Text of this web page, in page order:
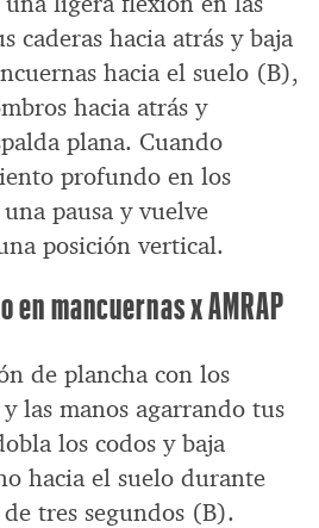
caderas hacia atrás y baja
hacia el suelo (B),
hacia atrás y
plana. Cuando
profundo en los
pausa y vuelve
posición vertical.
en mancuernas x AMRAP
de plancha con los
las manos agarrando tus
los codos y baja
hacia el suelo durante
tres segundos (B).